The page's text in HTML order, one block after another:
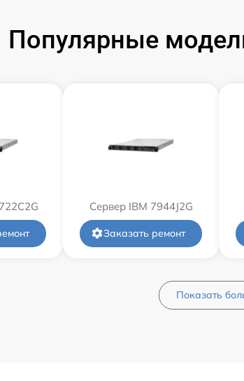
Популярные
Сервер IBM 7944J2G
Заказать ремонт
Показать